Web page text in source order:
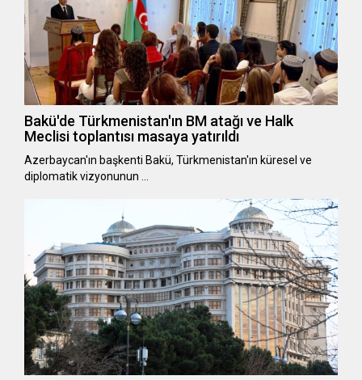
Bakü'de Türkmenistan'ın BM atağı ve Halk
Meclisi toplantısı masaya yatırıldı
Azerbaycan'ın başkenti Bakü, Türkmenistan'ın küresel ve
diplomatik vizyonunun …